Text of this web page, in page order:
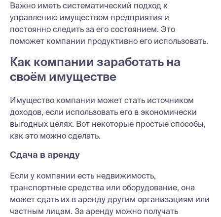
Важно иметь систематический подход к
управлению имуществом предприятия и
постоянно следить за его состоянием. Это
поможет компании продуктивно его использовать.
Как компании заработать на
своём имуществе
Имущество компании может стать источником
доходов, если использовать его в экономически
выгодных целях. Вот некоторые простые способы,
как это можно сделать.
Сдача в аренду
Если у компании есть недвижимость,
транспортные средства или оборудование, она
может сдать их в аренду другим организациям или
частным лицам. За аренду можно получать